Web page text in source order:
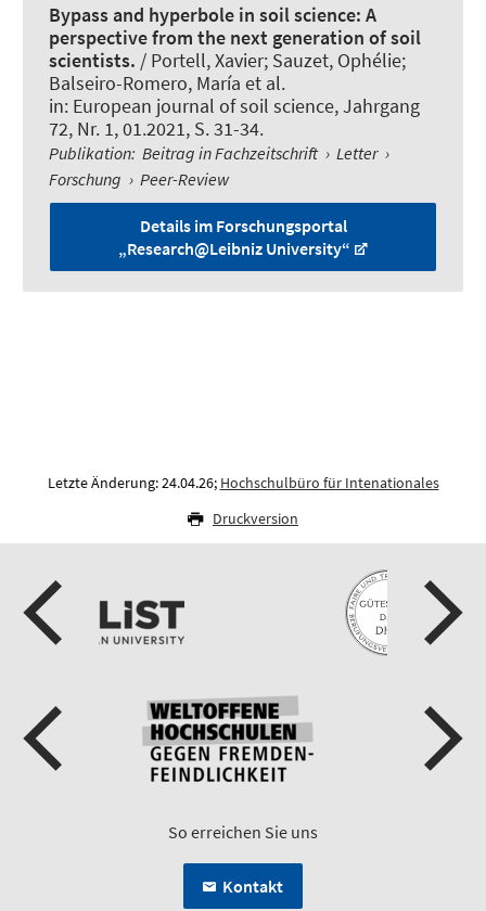
Bypass and hyperbole in soil science: A
perspective from the next generation of soil
scientists. / Portell, Xavier; Sauzet, Ophélie;
Balseiro-Romero, María et al.
in: European journal of soil science, Jahrgang
72, Nr. 1, 01.2021, S. 31-34.
Publikation: Beitrag in Fachzeitschrift › Letter ›
Forschung › Peer-Review
Details im Forschungsportal
„Research@Leibniz University“
Letzte Änderung: 24.04.26; Hochschulbüro für Intenationales
Druckversion
So erreichen Sie uns
Kontakt